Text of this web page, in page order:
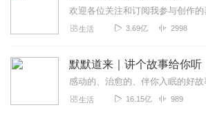
生活 3.69亿 2998
默默道来｜讲个故事给你听
生活 16.15亿 989